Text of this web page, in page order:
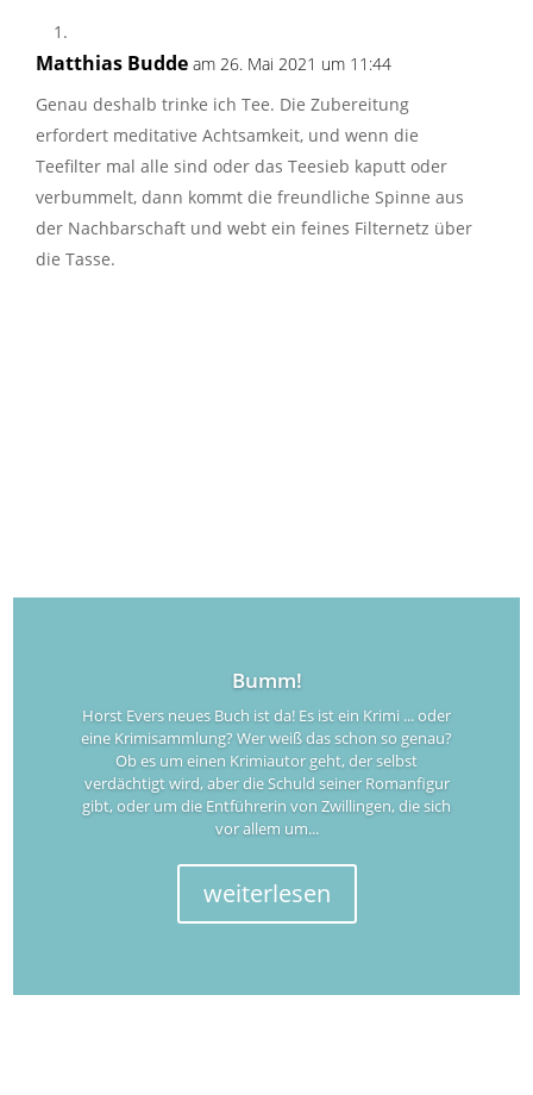
Matthias Budde am 26. Mai 2021 um 11:44
Genau deshalb trinke ich Tee. Die Zubereitung
erfordert meditative Achtsamkeit, und wenn die
Teefilter mal alle sind oder das Teesieb kaputt oder
verbummelt, dann kommt die freundliche Spinne aus
der Nachbarschaft und webt ein feines Filternetz über
die Tasse.
Bumm!
Horst Evers neues Buch ist da! Es ist ein Krimi ... oder
eine Krimisammlung? Wer weiß das schon so genau?
Ob es um einen Krimiautor geht, der selbst
verdächtigt wird, aber die Schuld seiner Romanfigur
gibt, oder um die Entführerin von Zwillingen, die sich
vor allem um...
weiterlesen